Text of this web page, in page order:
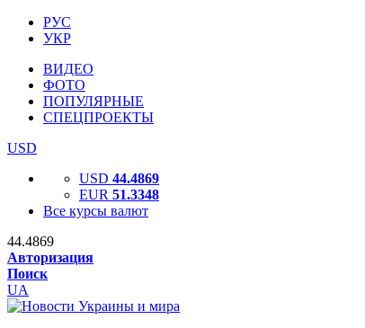
РУС
УКР
ВИДЕО
ФОТО
ПОПУЛЯРНЫЕ
СПЕЦПРОЕКТЫ
USD
USD 44.4869
EUR 51.3348
Все курсы валют
44.4869
Авторизация
Поиск
UA